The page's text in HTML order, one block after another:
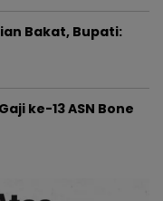
Bakat, Bupati:
ke-13 ASN Bone